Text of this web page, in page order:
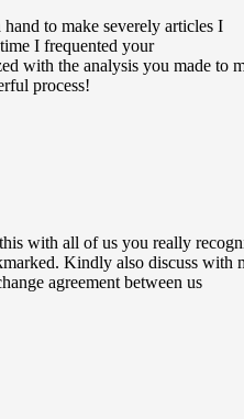
to make severely articles I
I frequented your
with the analysis you made to
process!
with all of us you really
Kindly also discuss with
agreement between us